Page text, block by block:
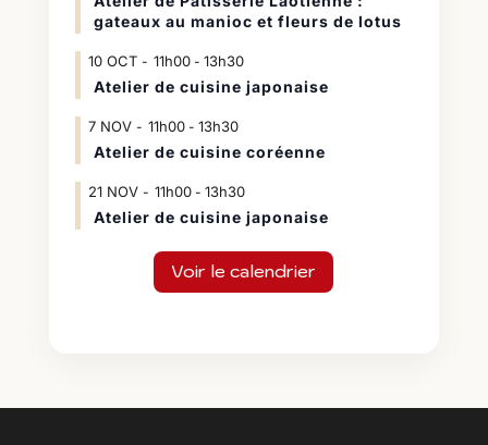
gateaux au manioc et fleurs de lotus
10 OCT 11h00- 13h30
Atelier de cuisine japonaise
7 NOV 11h00- 13h30
Atelier de cuisine coréenne
21 NOV 11h00- 13h30
Atelier de cuisine japonaise
Voir le calendrier